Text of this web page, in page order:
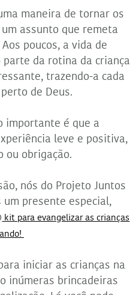
maneira de tornar os
assunto que remeta
poucos, a vida de
da rotina da criança
trazendo-a cada
de Deus.
importante é que a
leve e positiva,
ou obrigação.
nós do Projeto Juntos
um presente especial,
kit para evangelizar as crianças
iniciar as crianças na
inúmeras brincadeiras